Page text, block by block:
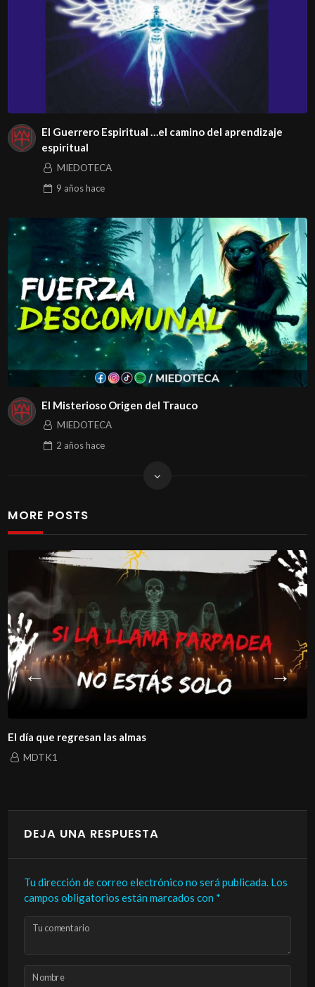
El Guerrero Espiritual …el camino del aprendizaje
espiritual
MIEDOTECA
9 añoshace
El Misterioso Origen del Trauco
MIEDOTECA
2 añoshace
MORE POSTS
El día que regresan las almas
MDTK1
DEJA UNA RESPUESTA
Tu dirección de correo electrónico no será publicada. Los
campos obligatorios están marcados con *
Tu comentario
Nombre